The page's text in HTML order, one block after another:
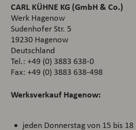
CARL KÜHNE KG (GmbH & Co.)
Werk Hagenow
Sudenhofer Str. 5
19230 Hagenow
Deutschland
Tel.: +49 (0) 3883 638-0
Fax: +49 (0) 3883 638-498
Werksverkauf Hagenow:
jeden Donnerstag von 15 bis 18